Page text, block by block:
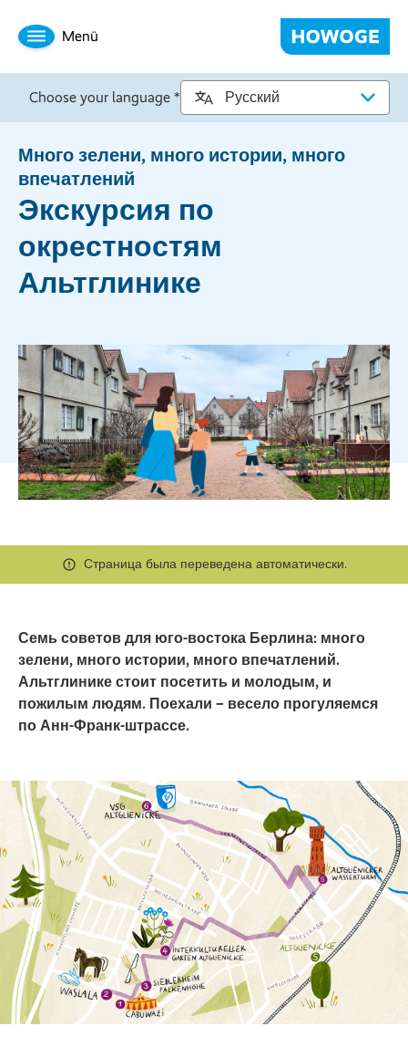
Menü
Choose your language *
Много зелени, много истории, много
впечатлений
Экскурсия по
окрестностям
Альтглинике
Страница была переведена автоматически.
Семь советов для юго-востока Берлина: много
зелени, много истории, много впечатлений.
Альтглинике стоит посетить и молодым, и
пожилым людям. Поехали – весело прогуляемся
по Анн-Франк-штрассе.